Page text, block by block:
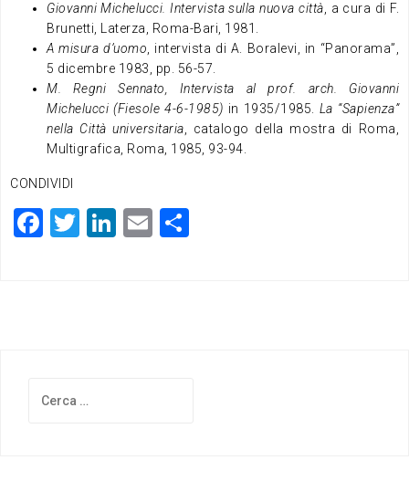
Giovanni Michelucci. Intervista sulla nuova città, a cura di F.
Brunetti, Laterza, Roma-Bari, 1981.
A misura d’uomo, intervista di A. Boralevi, in “Panorama”,
5 dicembre 1983, pp. 56-57.
M. Regni Sennato, Intervista al prof. arch. Giovanni
Michelucci (Fiesole 4-6-1985) in 1935/1985. La “Sapienza”
nella Città universitaria, catalogo della mostra di Roma,
Multigrafica, Roma, 1985, 93-94.
CONDIVIDI
F
o
T
Li
E
per: